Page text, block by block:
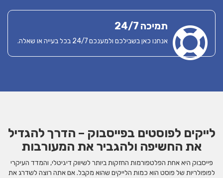
תמיכה 24/7
אנחנו כאן בשבילכם ולמענכם 24/7 בכל בעייה או שאלה.
לייקים לפוסטים בפייסבוק – הדרך להגדיל
את החשיפה ולהגביר את המעורבות
פייסבוק היא אחת הפלטפורמות החזקות ביותר לשיווק דיגיטלי, והמדד העיקרי
לפופולריות של פוסט הוא כמות הלייקים שהוא מקבל. אם אתה רוצה לשדרג את